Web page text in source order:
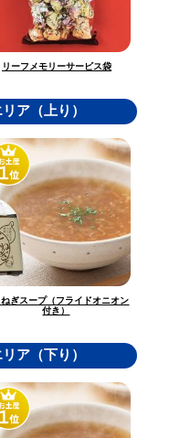
リーフメモリーサービス袋
ア（上り）
ぎスープ（フライドオニオン
付き）
ア（下り）